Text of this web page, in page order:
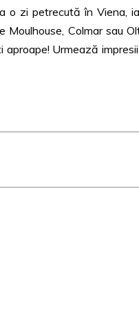
o zi petrecută în Viena,
Colmar sau
Urmează